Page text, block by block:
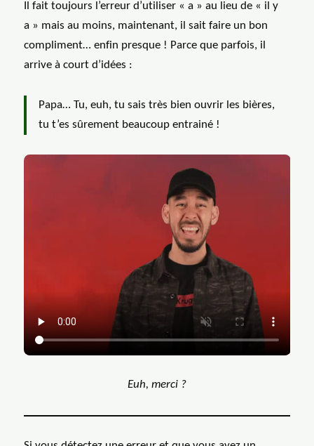
Il fait toujours l’erreur d’utiliser « a » au lieu de « il y
a » mais au moins, maintenant, il sait faire un bon
compliment… enfin presque ! Parce que parfois, il
arrive à court d’idées :
Papa… Tu, euh, tu sais très bien ouvrir les bières,
tu t’es sûrement beaucoup entrainé !
Euh, merci ?